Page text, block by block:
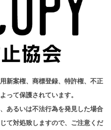
新案権、商標登録、特許権、不正
って保護されています。
あるいは不法行為を発見した場合
て対処致しますので、ご注意くだ